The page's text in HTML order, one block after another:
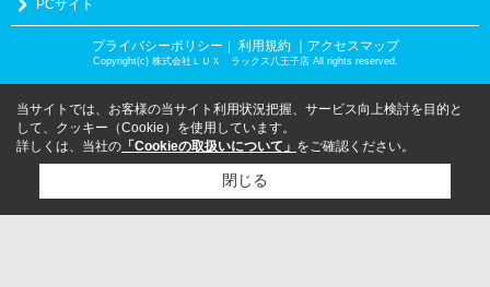
PCサイト
プライバシーポリシー ｜ 利用規約 ｜アクセスマップ
Copyright(c) 株式会社ＬＵＸ ラックス八王子店 All rights reserved.
当サイトでは、お客様の当サイト利用状況把握、サービス向上検討を目的と
して、クッキー（Cookie）を使用しています。
詳しくは、当社の 「Cookieの取扱いについて」 をご確認ください。
閉じる